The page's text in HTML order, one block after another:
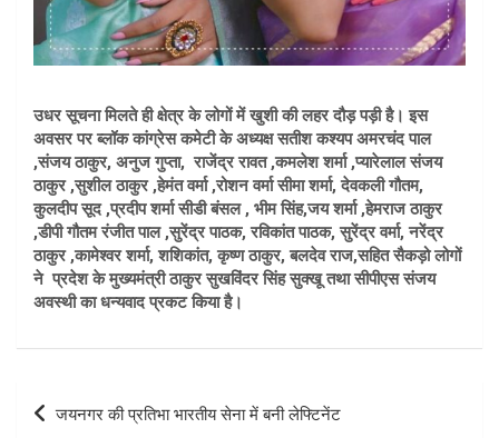
उधर सूचना मिलते ही क्षेत्र के लोगों में खुशी की लहर दौड़ पड़ी है। इस
अवसर पर ब्लॉक कांग्रेस कमेटी के अध्यक्ष सतीश कश्यप अमरचंद पाल
,संजय ठाकुर, अनुज गुप्ता, राजेंद्र रावत ,कमलेश शर्मा ,प्यारेलाल संजय
ठाकुर ,सुशील ठाकुर ,हेमंत वर्मा ,रोशन वर्मा सीमा शर्मा, देवकली गौतम,
कुलदीप सूद ,प्रदीप शर्मा सीडी बंसल , भीम सिंह,जय शर्मा ,हेमराज ठाकुर
,डीपी गौतम रंजीत पाल ,सुरेंद्र पाठक, रविकांत पाठक, सुरेंद्र वर्मा, नरेंद्र
ठाकुर ,कामेश्वर शर्मा, शशिकांत, कृष्ण ठाकुर, बलदेव राज,सहित सैकड़ो लोगों
ने प्रदेश के मुख्यमंत्री ठाकुर सुखविंदर सिंह सुक्खू तथा सीपीएस संजय
अवस्थी का धन्यवाद प्रकट किया है।
Post
जयनगर की प्रतिभा भारतीय सेना में बनी लेफ्टिनेंट